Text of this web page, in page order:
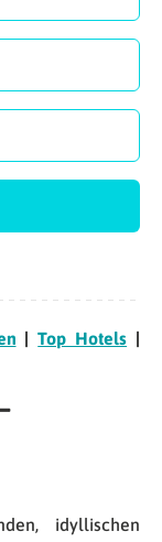
|Top Hotels
idyllischen